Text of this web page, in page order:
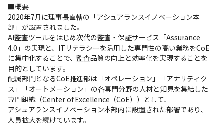
■概要
2020年7月に理事長直轄の「アシュアランスイノベーション本
部」が設置されました。
AI監査ツールをはじめ次代の監査・保証サービス「Assurance
4.0」の実現と、ITリテラシーを活用した専門性の高い業務をCoE
に集中化することで、監査品質の向上と効率化を実現することを
目的としています。
配属部門となるCoE推進部は「オペレーション」「アナリティク
ス」「オートメーション」の各専門分野の人材と知見を集結した
専門組織（Center of Excellence（CoE））として、
アシュアランスイノベーション本部内に設置された部署であり、
人員拡大を続けています。